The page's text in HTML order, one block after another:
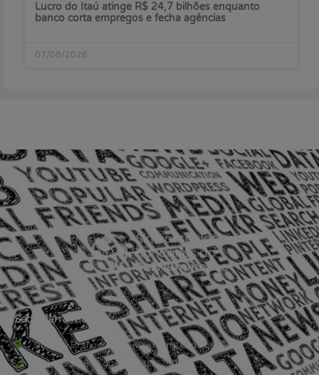
Lucro do Itaú atinge R$ 24,7 bilhões enquanto
banco corta empregos e fecha agências
07/08/2026
Sede Barra Mansa
Rua Rio Branco, nº107 (2º andar), Centro - Cep: 27.330-030
(24) 3323-2848 ou (24) 3323-2500